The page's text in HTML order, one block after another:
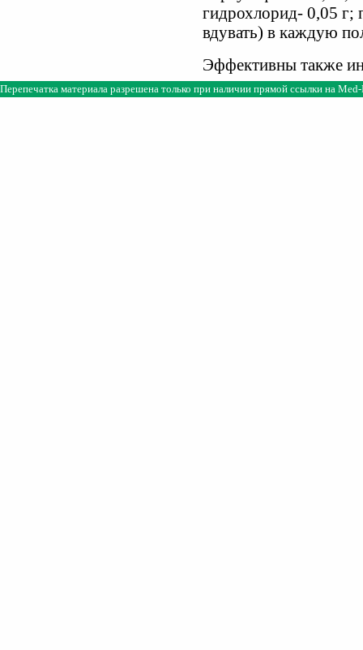
гидрохлорид- 0,05 г;
вдувать) в каждую
Эффективны также
Перепечатка материала разрешена только при наличии прямой ссылки на